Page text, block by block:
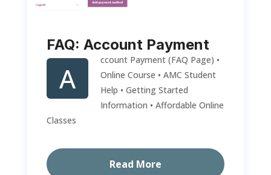
FAQ: Account Payment
A
ccount Payment (FAQ Page) •
Online Course • AMC Student
Help • Getting Started
Information • Affordable Online
Classes
Read More